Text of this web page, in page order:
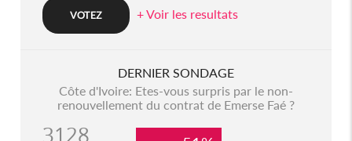
+ Voir les resultats
DERNIER SONDAGE
Côte d'Ivoire: Etes-vous surpris par le non-
renouvellement du contrat de Emerse Faé ?
3128